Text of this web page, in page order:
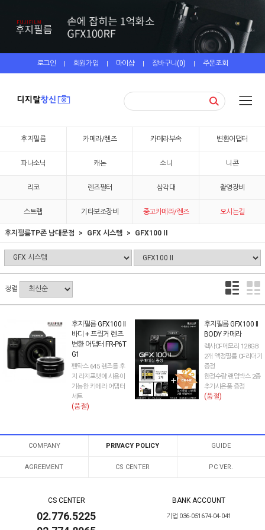
로그인 | 회원가입 | 마이샵 | 장바구니(0) | 주문조회
후지필름 카메라/렌즈 카메라부속 변환어댑터
파나소닉 캐논 소니 니콘
리코 렌즈필터 삼각대 촬영장비
스트랩 기타보조장비 중고카메라/렌즈 오시는길
후지필름TP존 남대문점 GFX 시스템 GFX100 II
정렬
후지필름 GFX100 II
바디 + 프링거 렌즈
변환 어댑터 FR-P6T
G1
펜탁스 645 렌즈를 후
지 라지포맷에 사용이
가능한 카메라 어댑터
세트
(품절)
후지필름 GFX100 II
BODY 카메라
렉사CF메모리 128GB
2개 액정필름 CF리더기
증정
한정수량 랜덤박스 2종
추가사은품 증정
(품절)
COMPANY PRIVACY POLICY GUIDE
AGREEMENT CS CENTER PC VER.
CS CENTER
02.776.5225
BANK ACCOUNT
기업 036-051674-04-041